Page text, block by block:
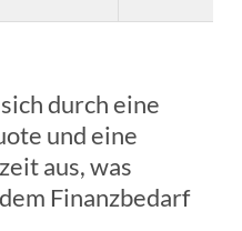
durch eine
und eine
aus, was
Finanzbedarf